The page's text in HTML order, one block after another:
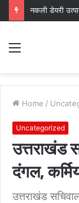
नकली डेयरी
Menu
Home /
Uncategorized
उत्तराखंड
दंगल,
उत्तराखंड